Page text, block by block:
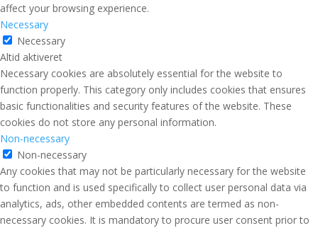
affect your browsing experience.
Necessary
Necessary
Altid aktiveret
Necessary cookies are absolutely essential for the website to
function properly. This category only includes cookies that ensures
basic functionalities and security features of the website. These
cookies do not store any personal information.
Non-necessary
Non-necessary
Any cookies that may not be particularly necessary for the website
to function and is used specifically to collect user personal data via
analytics, ads, other embedded contents are termed as non-
necessary cookies. It is mandatory to procure user consent prior to